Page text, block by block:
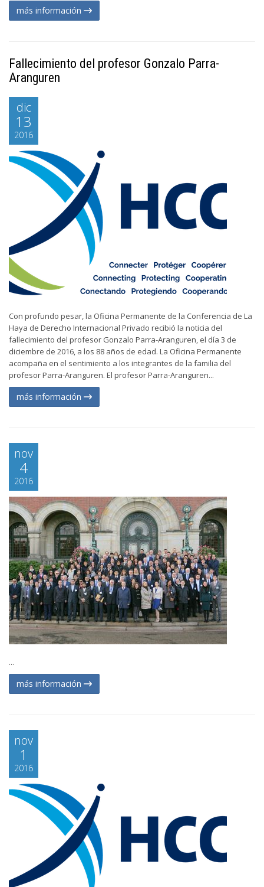
más información
Fallecimiento del profesor Gonzalo Parra-
Aranguren
dic
13
2016
Con profundo pesar, la Oficina Permanente de la Conferencia de La
Haya de Derecho Internacional Privado recibió la noticia del
fallecimiento del profesor Gonzalo Parra-Aranguren, el día 3 de
diciembre de 2016, a los 88 años de edad. La Oficina Permanente
acompaña en el sentimiento a los integrantes de la familia del
profesor Parra-Aranguren. El profesor Parra-Aranguren...
más información
nov
4
2016
...
más información
nov
1
2016